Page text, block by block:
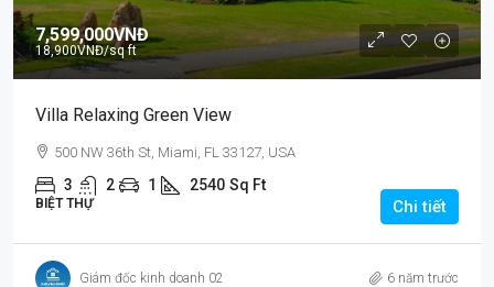
7,599,000VNĐ
18,900VNĐ/sq ft
Villa Relaxing Green View
500 NW 36th St, Miami, FL 33127, USA
3 2 1 2540 Sq Ft
BIỆT THỰ Chi tiết
Giám đốc kinh doanh 02 6 năm trước